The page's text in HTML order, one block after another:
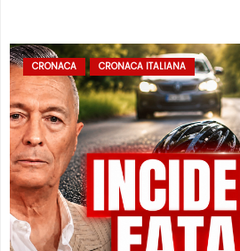
CRONACA CRONACA ITALIANA